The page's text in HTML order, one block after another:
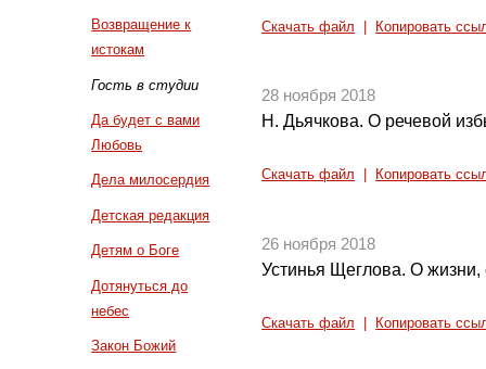
Возвращение к
истокам
Гость в студии
Да будет с вами
Любовь
Дела милосердия
Детская редакция
Детям о Боге
Дотянуться до
небес
Закон Божий
Скачать файл Копировать
28 ноября 2018
Н. Дьячкова. О речевой
Скачать файл Копировать
26 ноября 2018
Устинья Щеглова. О жизни,
Скачать файл Копировать